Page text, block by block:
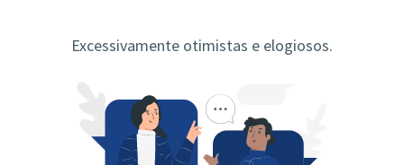
Excessivamente otimistas e elogiosos.